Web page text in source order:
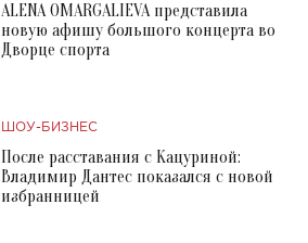
ALENA OMARGALIEVA представила
новую афишу большого концерта во
Дворце спорта
ШОУ-БИЗНЕС
После расставания с Кацуриной:
Владимир Дантес показался с новой
избранницей